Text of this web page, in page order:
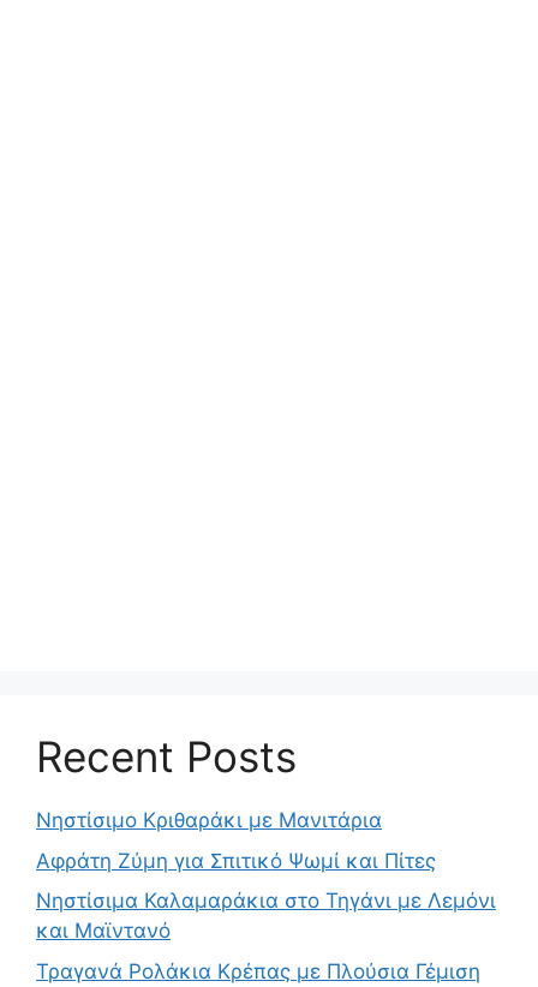
Recent Posts
Νηστίσιμο Κριθαράκι με Μανιτάρια
Αφράτη Ζύμη για Σπιτικό Ψωμί και Πίτες
Νηστίσιμα Καλαμαράκια στο Τηγάνι με Λεμόνι
και Μαϊντανό
Τραγανά Ρολάκια Κρέπας με Πλούσια Γέμιση